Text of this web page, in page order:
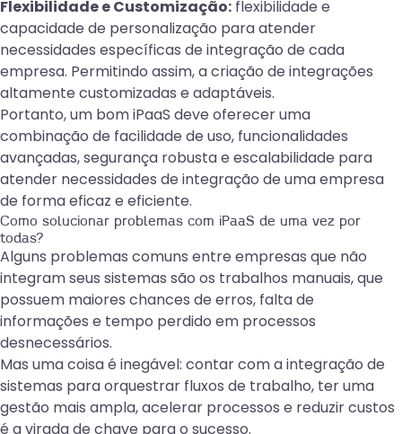
Flexibilidade e Customização: flexibilidade e
capacidade de personalização para atender
necessidades específicas de integração de cada
empresa. Permitindo assim, a criação de integrações
altamente customizadas e adaptáveis.
Portanto, um bom iPaaS deve oferecer uma
combinação de facilidade de uso, funcionalidades
avançadas, segurança robusta e escalabilidade para
atender necessidades de integração de uma empresa
de forma eficaz e eficiente.
Como solucionar problemas com iPaaS de uma vez por
todas?
Alguns problemas comuns entre empresas que não
integram seus sistemas são os trabalhos manuais, que
possuem maiores chances de erros, falta de
informações e tempo perdido em processos
desnecessários.
Mas uma coisa é inegável: contar com a integração de
sistemas para orquestrar fluxos de trabalho, ter uma
gestão mais ampla, acelerar processos e reduzir custos
é a virada de chave para o sucesso.